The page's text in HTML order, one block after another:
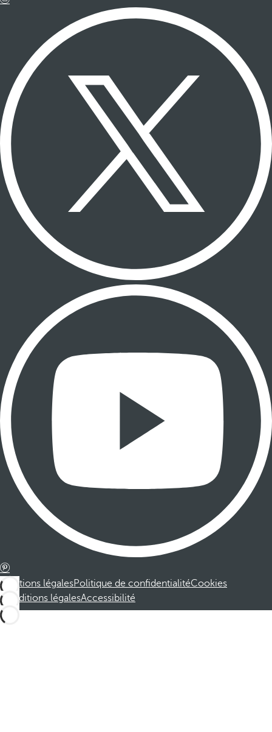
Mentions légalesPolitique de confidentialitéCookies
Conditions légalesAccessibilité